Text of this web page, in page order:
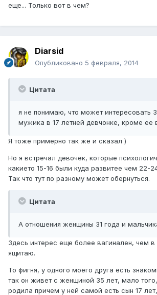
еще... Только вот в чем?
Diarsid
Опубликовано 5 февраля, 2014
Цитата
я не понимаю, что может интересовать
мужика в 17 летней девчонке, кроме ее
Я тоже примерно так же и сказал )
Но я встречал девочек, которые
какието 15-16 были куда развитее чем 22-
Так что тут по разному может обернуться.
Цитата
А отношения женщины 31 года и
Здесь интерес еще более вагинален, чем в
ящитаю.
То фигня, у одного моего друга есть
так он живет с женщиной 35 лет, мало
родила причем у ней самой есть сын 17